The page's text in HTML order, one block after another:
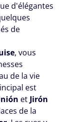
d'élégantes
de
, vous
de la vie
est
et Jirón
de la